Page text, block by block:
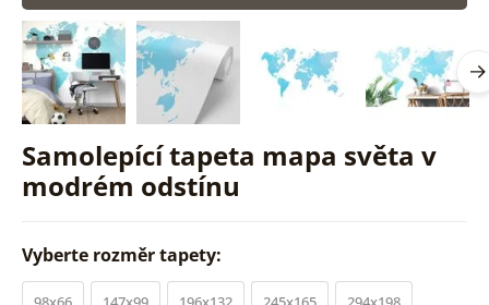
Samolepící tapeta mapa světa v
modrém odstínu
Vyberte rozměr tapety: